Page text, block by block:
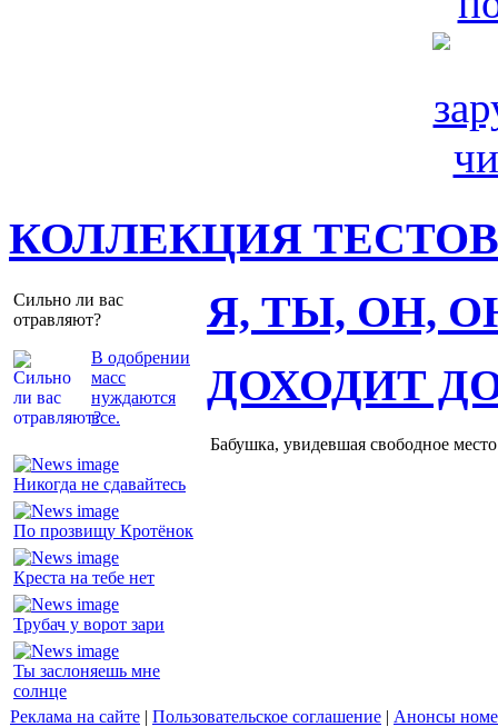
КОЛЛЕКЦИЯ ТЕСТОВ
Сильно ли вас
отравляют?
В одобрении
масс
нуждаются
все.
Я, ТЫ, ОН,
Никогда не сдавайтесь
По прозвищу Кротёнок
Креста на тебе нет
Трубач у ворот зари
Ты заслоняешь мне
солнце
ДОХОДИТ
Бабушка, увидевшая свободное
Реклама на сайте | Пользовательское соглашение | Анонсы